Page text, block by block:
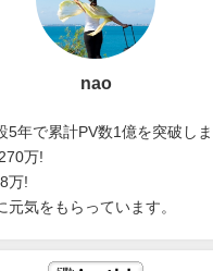
nao
5年で累計PV数1億を突破し
万!
万!
元気をもらっています。